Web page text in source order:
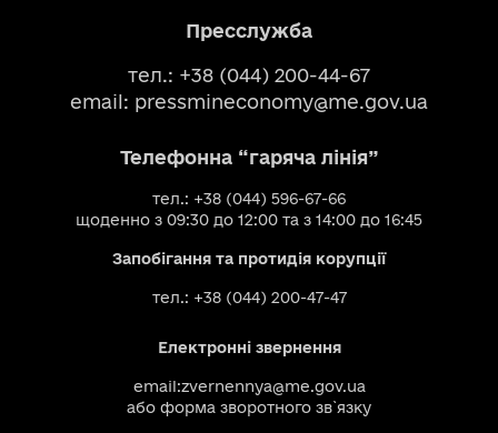
Пресслужба
тел.: +38 (044) 200-44-67
email: pressmineconomy@me.gov.ua
Телефонна “гаряча лінія”
тел.: +38 (044) 596-67-66
щоденно з 09:30 до 12:00 та з 14:00 до 16:45
Запобігання та протидія корупції
тел.: +38 (044) 200-47-47
Електронні звернення
email:zvernennya@me.gov.ua
або форма зворотного зв`язку